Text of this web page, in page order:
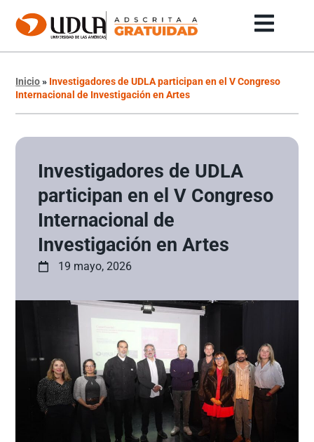
Inicio» Investigadores de UDLA participan en el V Congreso
Internacional de Investigación en Artes
Investigadores de UDLA
participan en el V Congreso
Internacional de
Investigación en Artes
19 mayo, 2026